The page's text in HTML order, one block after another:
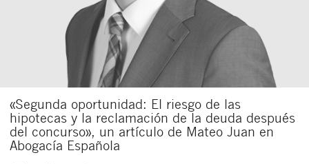
«Segunda oportunidad: El riesgo de las
hipotecas y la reclamación de la deuda después
del concurso», un artículo de Mateo Juan en
Abogacía Española